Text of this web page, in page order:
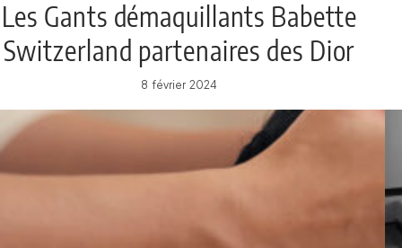
Les Gants démaquillants Babette
Switzerland partenaires des Dior
Spas
8 février 2024